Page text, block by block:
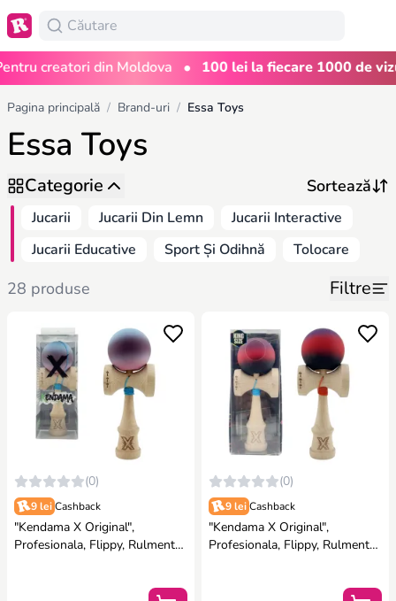
creatori din Moldova • 100 lei la fiecare 1000 de
Pagina principală / Brand-uri / Essa Toys
Essa Toys
Categorie
Jucarii Jucarii Din Lemn
Jucarii Interactive
Jucarii Educative
Sport Și Odihnă Tolocare
28 produse Filtre
(0)
9 lei Cashback
"Kendama X Original",
Profesionala, Flippy, Rulment
(0)
9 lei Cashback
"Kendama X Original",
Profesionala, Flippy, Rulment